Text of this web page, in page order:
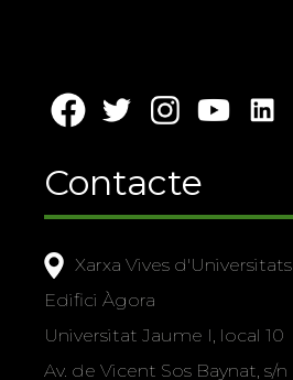
Contacte
Xarxa Vives d'Universitats
Edifici Àgora
Universitat Jaume I, local 10
Av. de Vicent Sos Baynat, s/n